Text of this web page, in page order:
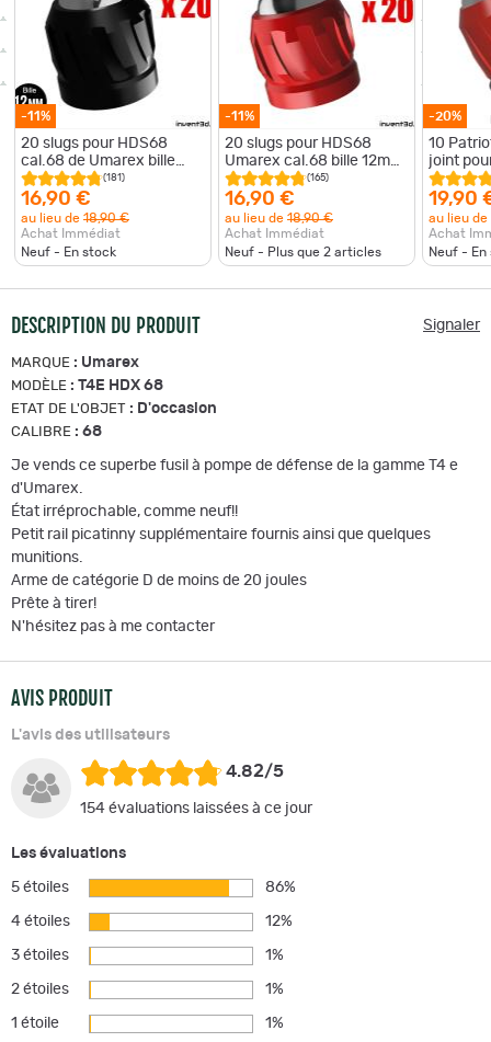
-11%
20 slugs pour HDS68
cal.68 de Umarex bille
12mm poids 8g - Airsoft
Noir
(181)
16,90 €
au lieu de 18,90 €
Achat Immédiat
Neuf - En stock
-11%
20 slugs pour HDS68
Umarex cal.68 bille 12mm
poids 8g - Airsoft Rouge
(165)
16,90 €
au lieu de 18,90 €
Achat Immédiat
Neuf - Plus que 2 articles
-20%
10
joint
Cogne -
19,90
au lieu de
Achat
Neuf - En
DESCRIPTION DU PRODUIT Signaler
MARQUE : Umarex
MODÈLE : T4E HDX 68
ETAT DE L'OBJET : D'occasion
CALIBRE : 68
Je vends ce superbe fusil à pompe de défense de la gamme T4 e
d'Umarex.
État irréprochable, comme neuf!!
Petit rail picatinny supplémentaire fournis ainsi que quelques
munitions.
Arme de catégorie D de moins de 20 joules
Prête à tirer!
N'hésitez pas à me contacter
AVIS PRODUIT
L'avis des utilisateurs
4.82/5
154 évaluations laissées à ce jour
Les évaluations
5 étoiles 86%
4 étoiles 12%
3 étoiles 1%
2 étoiles 1%
1 étoile 1%